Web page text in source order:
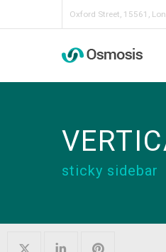
Oxford Street, 15561,
sticky sidebar